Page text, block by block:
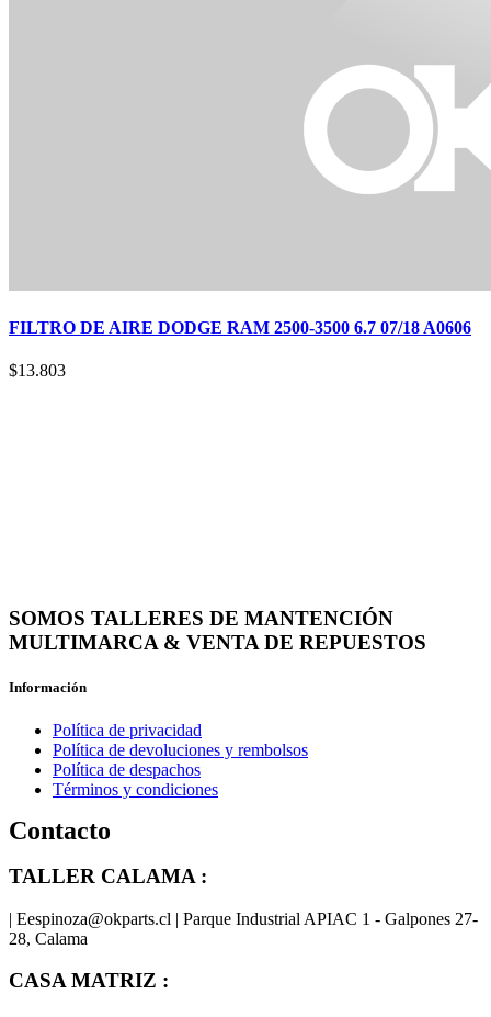
FILTRO DE AIRE DODGE RAM 2500-3500 6.7 07/18 A0606
$13.803
SOMOS TALLERES DE MANTENCIÓN
MULTIMARCA & VENTA DE REPUESTOS
Información
Política de privacidad
Política de devoluciones y rembolsos
Política de despachos
Términos y condiciones
Contacto
TALLER CALAMA :
| Eespinoza@okparts.cl | Parque Industrial APIAC 1 - Galpones 27-
28, Calama
CASA MATRIZ :